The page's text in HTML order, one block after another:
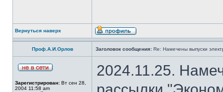
Вернуться наверх
Проф.А.И.Орлов Заголовок сообщения: Re: Намечены выпуски
Зарегистрирован: Вт сен 28,
2004 11:58 am
2024.11.25.